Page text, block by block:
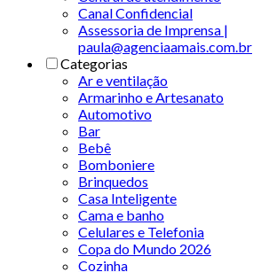
Canal Confidencial
Assessoria de Imprensa |
paula@agenciaamais.com.br
Categorias
Ar e ventilação
Armarinho e Artesanato
Automotivo
Bar
Bebê
Bomboniere
Brinquedos
Casa Inteligente
Cama e banho
Celulares e Telefonia
Copa do Mundo 2026
Cozinha